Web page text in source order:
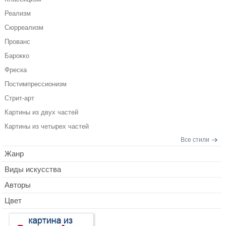
Реализм
Сюрреализм
Прованс
Барокко
Фреска
Постимпрессионизм
Стрит-арт
Картины из двух частей
Картины из четырех частей
Все стили
Жанр
Виды искусства
Авторы
Цвет